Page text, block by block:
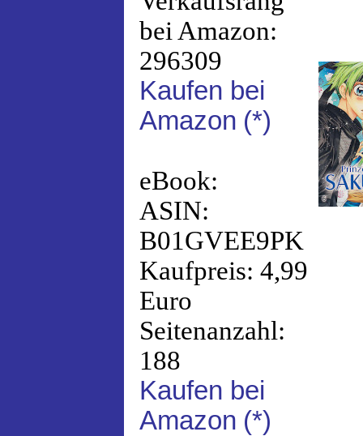
bei Amazon:
296309
Kaufen bei
Amazon (*)
eBook:
ASIN:
B01GVEE9PK
Kaufpreis: 4,99
Euro
Seitenanzahl:
188
Kaufen bei
Amazon (*)